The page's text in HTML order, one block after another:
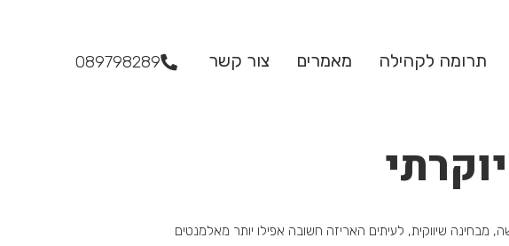
תרומה לקהילה מאמרים צור קשר 089798289
שיווקית, לעיתים האריזה חשובה אפילו יותר מאלמנטים